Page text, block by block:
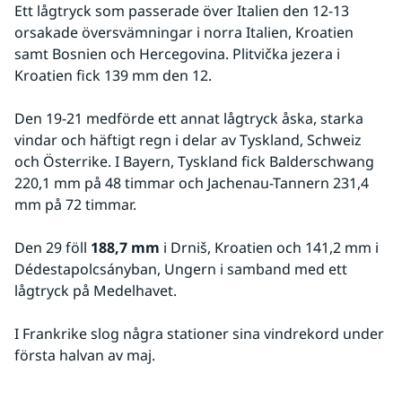
Ett lågtryck som passerade över Italien den 12-13
orsakade översvämningar i norra Italien, Kroatien
samt Bosnien och Hercegovina. Plitvička jezera i
Kroatien fick 139 mm den 12.
Den 19-21 medförde ett annat lågtryck åska, starka
vindar och häftigt regn i delar av Tyskland, Schweiz
och Österrike. I Bayern, Tyskland fick Balderschwang
220,1 mm på 48 timmar och Jachenau-Tannern 231,4
mm på 72 timmar.
Den 29 föll 188,7 mm i Drniš, Kroatien och 141,2 mm i
Dédestapolcsányban, Ungern i samband med ett
lågtryck på Medelhavet.
I Frankrike slog några stationer sina vindrekord under
första halvan av maj.